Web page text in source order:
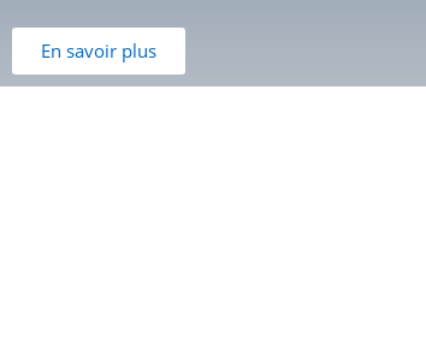
En savoir plus